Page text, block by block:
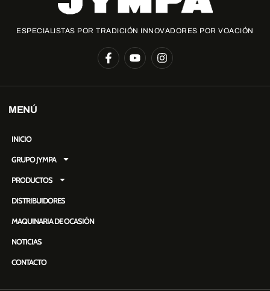
ESPECIALISTAS POR TRADICIÓN INNOVADORES POR VOACIÓN
MENÚ
INICIO
GRUPO JYMPA
PRODUCTOS
DISTRIBUIDORES
MAQUINARIA DE OCASIÓN
NOTICIAS
CONTACTO